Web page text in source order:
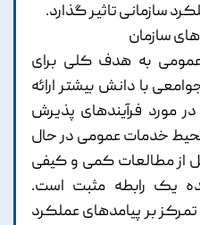
سازمانی تاثیر گذارد.
سازمان
به هدف کلی برای
با دانش بیشتر ارائه
مورد فرآیندهای پذیرش
محیط خدمات عمومی در حال
از مطالعات کمی و کیفی
یک رابطه مثبت است.
بر پیامدهای عملکرد